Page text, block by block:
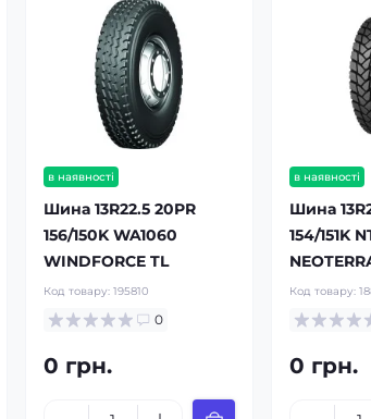
в наявності
Шина 13R22.5 20PR
156/150K WA1060
WINDFORCE TL
Код товару: 195810
0
0 грн.
в наявності
Шина
154/151K
Код товару:
0 грн.